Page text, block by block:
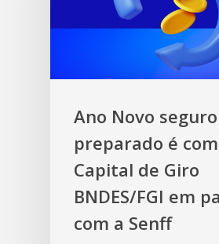
Ano Novo
preparado é com
Capital de Giro
BNDES/FGI em
com a Senff